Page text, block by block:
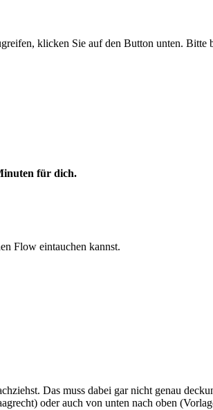
klicken Sie auf den Button unten. Bitte
für dich.
Flow eintauchen kannst.
Das muss dabei gar nicht genau
oder auch von unten nach oben